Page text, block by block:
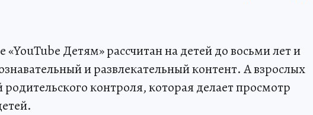
Детям» рассчитан на детей до восьми лет и
и развлекательный контент. А взрослых
контроля, которая делает просмотр